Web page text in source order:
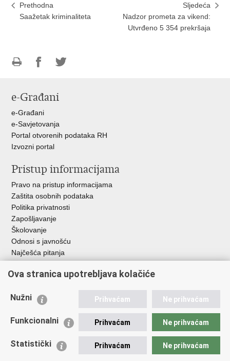
Prethodna
Saažetak kriminaliteta
Sljedeća
Nadzor prometa za vikend:
Utvrđeno 5 354 prekršaja
FacebookuTwitteru
e-Građani
e-Građani
e-Savjetovanja
Portal otvorenih podataka RH
Izvozni portal
Pristup informacijama
Pravo na pristup informacijama
Zaštita osobnih podataka
Politika privatnosti
Zapošljavanje
Školovanje
Odnosi s javnošću
Najčešća pitanja
Važne poveznice
EMN Nacionalna kontaktna točka za Republiku Hrvatsku
Policijska akademija
Zaklada policijske solidarnosti
Ova stranica upotrebljava kolačiće
Nužni Prihvaćam Ne prihvaćam
Funkcionalni Prihvaćam Ne prihvaćam
Statistički Prihvaćam Ne prihvaćam